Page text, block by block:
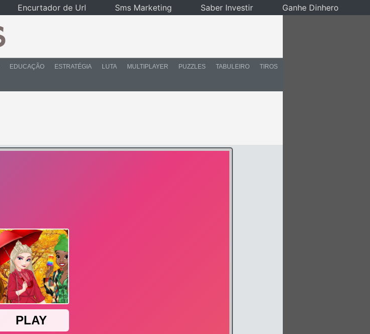
EDUCAÇÃO ESTRATÉGIA LUTA MULTIPLAYER PUZZLES TABULEIRO TIROS
Encurtador de Url Sms Marketing Saber Investir Ganhe Dinhero